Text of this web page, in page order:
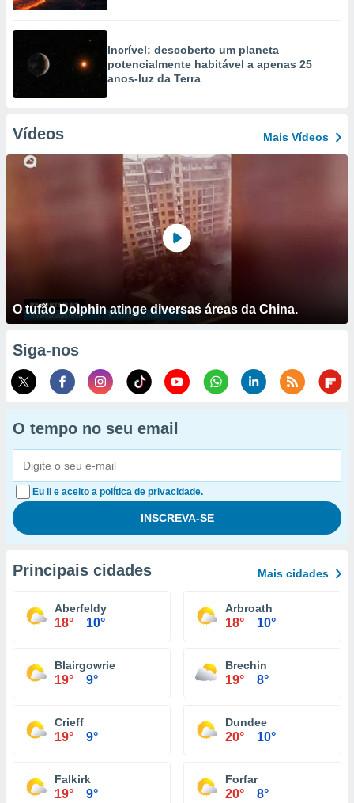
Incrível: descoberto um planeta
potencialmente habitável a apenas 25
anos-luz da Terra
Vídeos Mais Vídeos
O tufão Dolphin atinge diversas áreas da China.
Siga-nos
O tempo no seu email
Eu li e aceito a política de privacidade.
Principais cidades Mais cidades
Aberfeldy
18° 10°
Arbroath
18° 10°
Blairgowrie
19° 9°
Brechin
19° 8°
Crieff
19° 9°
Dundee
20° 10°
Falkirk
19° 9°
Forfar
20° 8°